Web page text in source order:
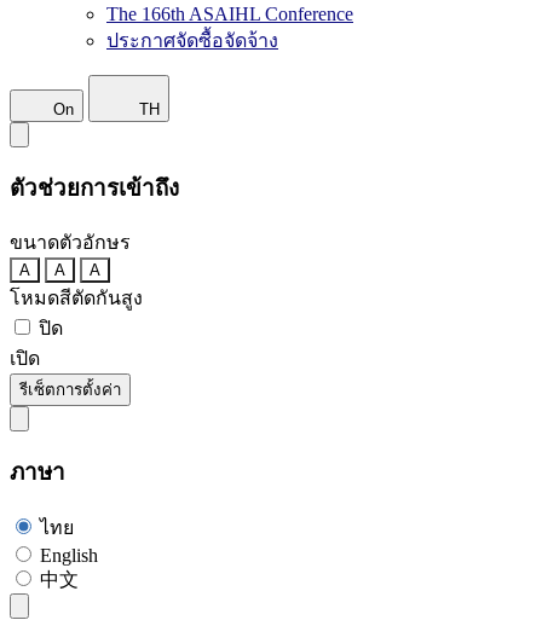
The 166th ASAIHL Conference
ประกาศจัดซื้อจัดจ้าง
On TH
ตัวช่วยการเข้าถึง
ขนาดตัวอักษร
A A A
โหมดสีตัดกันสูง
ปิด
เปิด
รีเซ็ตการตั้งค่า
ภาษา
ไทย
English
中文